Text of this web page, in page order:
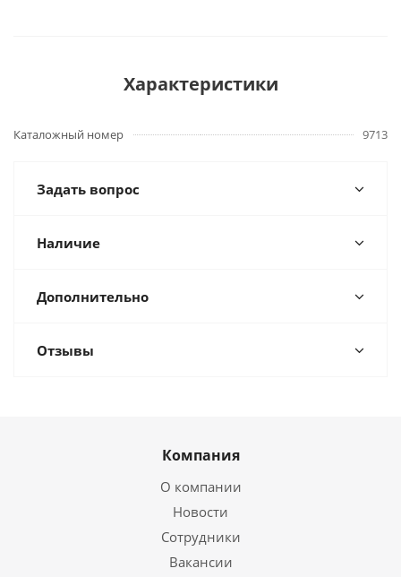
Характеристики
Каталожный номер 9713
Задать вопрос
Наличие
Дополнительно
Отзывы
Компания
О компании
Новости
Сотрудники
Вакансии